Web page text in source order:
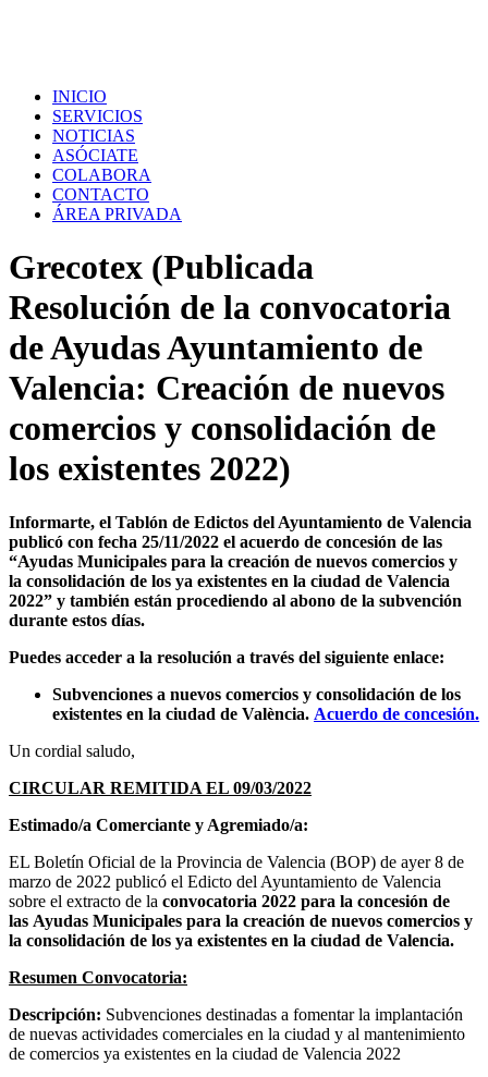
INICIO
SERVICIOS
NOTICIAS
ASÓCIATE
COLABORA
CONTACTO
ÁREA PRIVADA
Grecotex (Publicada
Resolución de la convocatoria
de Ayudas Ayuntamiento de
Valencia: Creación de nuevos
comercios y consolidación de
los existentes 2022)
Informarte, el Tablón de Edictos del Ayuntamiento de Valencia
publicó con fecha 25/11/2022 el acuerdo de concesión de las
“Ayudas Municipales para la creación de nuevos comercios y
la consolidación de los ya existentes en la ciudad de Valencia
2022” y también están procediendo al abono de la subvención
durante estos días.
Puedes acceder a la resolución a través del siguiente enlace:
Subvenciones a nuevos comercios y consolidación de los
existentes en la ciudad de València. Acuerdo de concesión.
Un cordial saludo,
CIRCULAR REMITIDA EL 09/03/2022
Estimado/a Comerciante y Agremiado/a:
EL Boletín Oficial de la Provincia de Valencia (BOP) de ayer 8 de
marzo de 2022 publicó el Edicto del Ayuntamiento de Valencia
sobre el extracto de la convocatoria 2022 para la concesión de
las Ayudas Municipales para la creación de nuevos comercios y
la consolidación de los ya existentes en la ciudad de Valencia.
Resumen Convocatoria:
Descripción: Subvenciones destinadas a fomentar la implantación
de nuevas actividades comerciales en la ciudad y al mantenimiento
de comercios ya existentes en la ciudad de Valencia 2022